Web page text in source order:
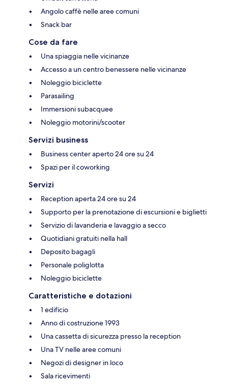
Angolo caffè nelle aree comuni
Snack bar
Cose da fare
Una spiaggia nelle vicinanze
Accesso a un centro benessere nelle vicinanze
Noleggio biciclette
Parasailing
Immersioni subacquee
Noleggio motorini/scooter
Servizi business
Business center aperto 24 ore su 24
Spazi per il coworking
Servizi
Reception aperta 24 ore su 24
Supporto per la prenotazione di escursioni e biglietti
Servizio di lavanderia e lavaggio a secco
Quotidiani gratuiti nella hall
Deposito bagagli
Personale poliglotta
Noleggio biciclette
Caratteristiche e dotazioni
1 edificio
Anno di costruzione 1993
Una cassetta di sicurezza presso la reception
Una TV nelle aree comuni
Negozi di designer in loco
Sala ricevimenti